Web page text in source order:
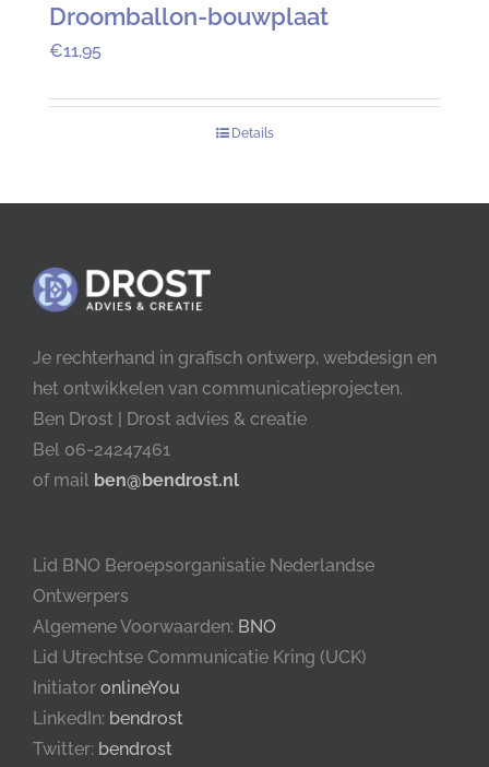
Droomballon-bouwplaat
€11,95
Details
Je rechterhand in grafisch ontwerp, webdesign en
het ontwikkelen van communicatieprojecten.
Ben Drost | Drost advies & creatie
Bel 06-24247461
of mail ben@bendrost.nl
Lid BNO Beroepsorganisatie Nederlandse
Ontwerpers
Algemene Voorwaarden: BNO
Lid Utrechtse Communicatie Kring (UCK)
Initiator onlineYou
LinkedIn: bendrost
Twitter: bendrost